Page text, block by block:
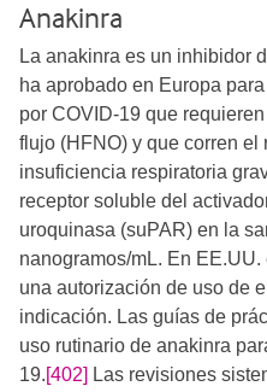
Anakinra
La anakinra es un inhibidor
ha aprobado en Europa
por COVID-19 que
flujo (HFNO) y que corren el
insuficiencia respiratoria
receptor soluble del
uroquinasa (suPAR) en la
nanogramos/mL. En
una autorización de uso de
indicación. Las guías de
uso rutinario de anakinra
19.​[402]
Las revisiones